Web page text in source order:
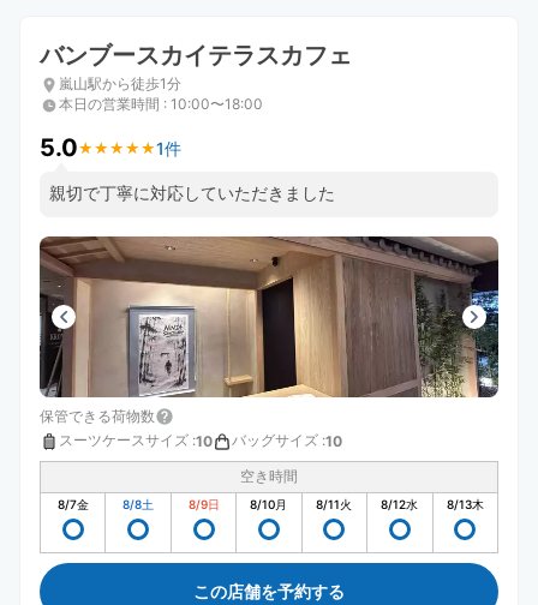
バンブースカイテラスカフェ
嵐山駅から徒歩1分
本日の営業時間 : 10:00〜18:00
5.0★ ★ ★ ★ ★
★ ★ ★ ★ ★1件
親切で丁寧に対応していただきました
保管できる荷物数
スーツケースサイズ :10 バッグサイズ :10
空き時間
8/7金 8/8土 8/9日 8/10月 8/11火 8/12水 8/13木
この店舗を予約する